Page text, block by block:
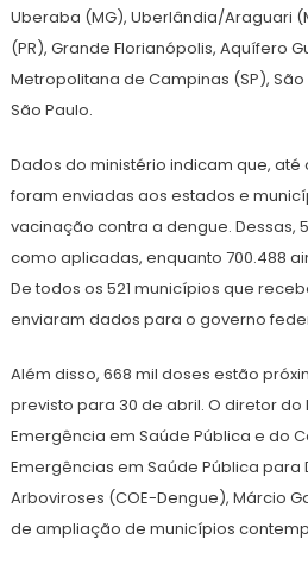
Uberaba (MG), Uberlândia/Araguari
(PR), Grande Florianópolis, Aquífero
Metropolitana de Campinas (SP), São
São Paulo.
Dados do ministério indicam que, até
foram enviadas aos estados e
vacinação contra a dengue. Dessas,
como aplicadas, enquanto 700.488
De todos os 521 municípios que
enviaram dados para o governo
Além disso, 668 mil doses estão
previsto para 30 de abril. O diretor
Emergência em Saúde Pública e do
Emergências em Saúde Pública para
Arboviroses (COE-Dengue), Márcio
de ampliação de municípios